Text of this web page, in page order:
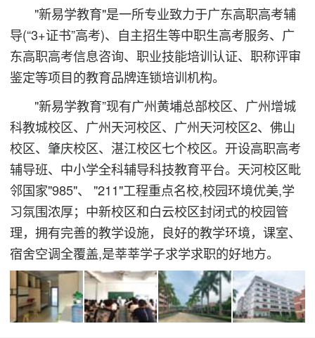
"新易学教育"是一所专业致力于广东高职高考辅
导(“3+证书”高考)、自主招生等中职生高考服务、广
东高职高考信息咨询、职业技能培训认证、职称评审
鉴定等项目的教育品牌连锁培训机构。
"新易学教育”现有广州黄埔总部校区、广州增城
科教城校区、广州天河校区、广州天河校区2、佛山
校区、肇庆校区、湛江校区七个校区。开设高职高考
辅导班、中小学全科辅导科技教育平台。天河校区毗
邻国家"985"、 "211"工程重点名校,校园环境优美,学
习氛围浓厚；中新校区和白云校区封闭式的校园管
理，拥有完善的教学设施，良好的教学环境，课室、
宿舍空调全覆盖,是莘莘学子求学求职的好地方。